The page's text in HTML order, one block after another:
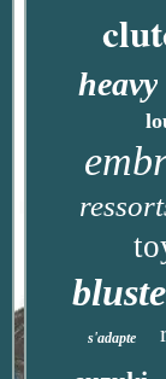
heavy
s'adapte